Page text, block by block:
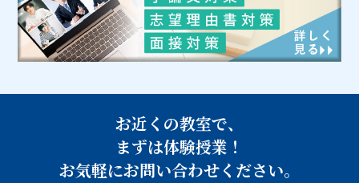
お近くの教室で、
まずは体験授業！
お気軽にお問い合わせください。